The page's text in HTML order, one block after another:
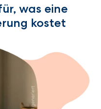
was eine
kostet